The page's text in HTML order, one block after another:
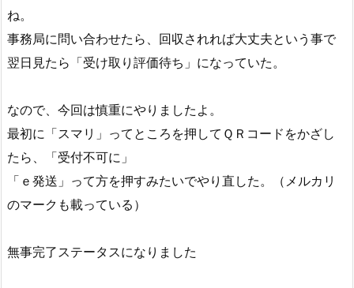
ね。
事務局に問い合わせたら、回収されれば大丈夫という事で
翌日見たら「受け取り評価待ち」になっていた。
なので、今回は慎重にやりましたよ。
最初に「スマリ」ってところを押してＱＲコードをかざし
たら、「受付不可に」
「ｅ発送」って方を押すみたいでやり直した。（メルカリ
のマークも載っている）
無事完了ステータスになりました